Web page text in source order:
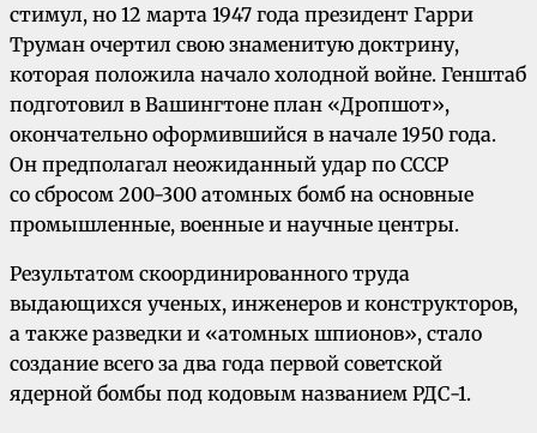
стимул, но 12 марта 1947 года президент Гарри
Труман очертил свою знаменитую доктрину,
которая положила начало холодной войне. Генштаб
подготовил в Вашингтоне план «Дропшот»,
окончательно оформившийся в начале 1950 года.
Он предполагал неожиданный удар по СССР
со сбросом 200-300 атомных бомб на основные
промышленные, военные и научные центры.
Результатом скоординированного труда
выдающихся ученых, инженеров и конструкторов,
а также разведки и «атомных шпионов», стало
создание всего за два года первой советской
ядерной бомбы под кодовым названием РДС-1.